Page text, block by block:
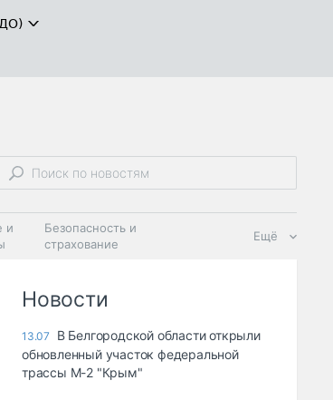
и
Безопасность и
страхование
Ещё
Новости
13.07
В Белгородской области открыли
обновленный участок федеральной
трассы М-2 "Крым"